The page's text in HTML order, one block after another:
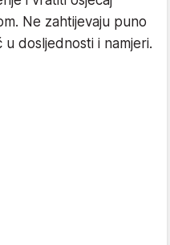
Ne zahtijevaju puno
dosljednosti i namjeri.